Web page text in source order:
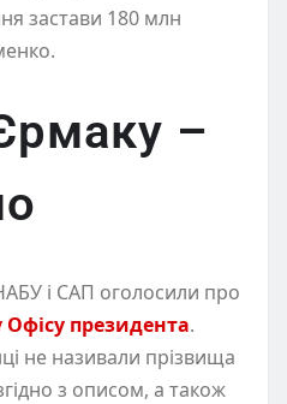
застави 180 млн
–
і САП оголосили про
Офісу президента.
не називали прізвища
з описом, а також